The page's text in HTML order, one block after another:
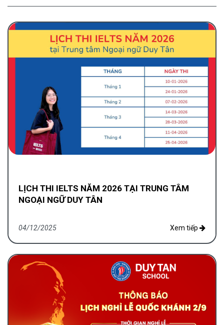
LỊCH THI IELTS NĂM 2026 TẠI TRUNG TÂM
NGOẠI NGỮ DUY TÂN
04/12/2025 Xem tiếp